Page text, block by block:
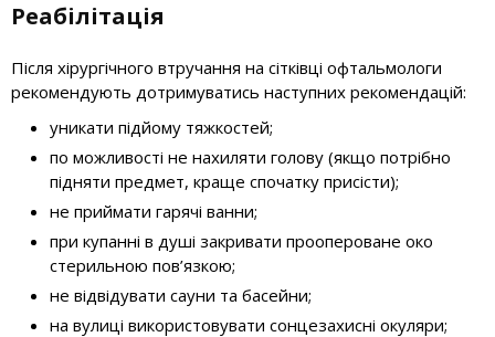
Реабілітація
Після хірургічного втручання на сітківці офтальмологи
рекомендують дотримуватись наступних рекомендацій:
уникати підйому тяжкостей;
по можливості не нахиляти голову (якщо потрібно
підняти предмет, краще спочатку присісти);
не приймати гарячі ванни;
при купанні в душі закривати проопероване око
стерильною пов’язкою;
не відвідувати сауни та басейни;
на вулиці використовувати сонцезахисні окуляри;